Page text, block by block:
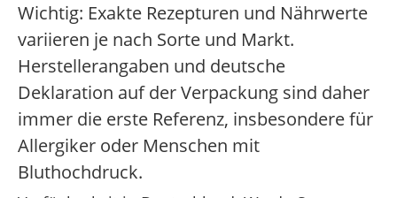
Wichtig: Exakte Rezepturen und Nährwerte
variieren je nach Sorte und Markt.
Herstellerangaben und deutsche
Deklaration auf der Verpackung sind daher
immer die erste Referenz, insbesondere für
Allergiker oder Menschen mit
Bluthochdruck.